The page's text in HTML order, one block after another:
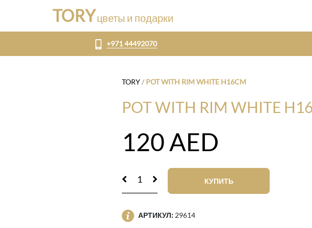
TORYцветы и подарки
+971 44492070
TORY/ POT WITH RIM WHITE H16CM
POT WITH RIM WHITE
120AED
КУПИТЬ
АРТИКУЛ: 29614